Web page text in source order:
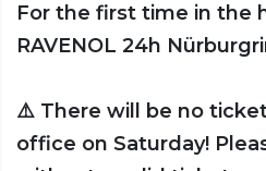
For the first time in the
RAVENOL 24h
⚠️ There will be no
office on Saturday!